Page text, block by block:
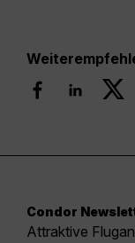
Condor
Attraktive